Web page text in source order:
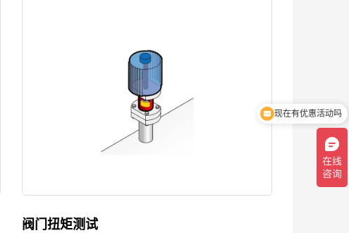
阀门扭矩测试
可以介绍下你们的产品么